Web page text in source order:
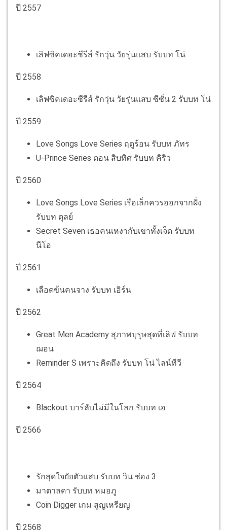
ปี 2557
เลิฟซิคเดอะซีรีส์ รักวุ่น วัยรุ่นแสบ รับบท โน่
ปี 2558
เลิฟซิคเดอะซีรีส์ รักวุ่น วัยรุ่นแสบ ซีซั่น 2 รับบท โน่
ปี 2559
Love Songs Love Series ฤดูร้อน รับบท ภัทร
U-Prince Series ตอน สิบทิศ รับบท คิริว
ปี 2560
Love Songs Love Series เรือเล็กควรออกจากฝั่ง
รับบท ตุลย์
Secret Seven เธอคนเหงากับเขาทั้งเจ็ด รับบท
นีโอ
ปี 2561
เลือดข้นคนจาง รับบท เอิร์น
ปี 2562
Great Men Academy สุภาพบุรุษสุดที่เลิฟ รับบท
ฌอน
Reminder S เพราะคิดถึง รับบท โน่ ไลน์ทีวี
ปี 2564
Blackout บาร์ลับไม่มีในโลก รับบท เอ
ปี 2566
รักสุดใจยัยตัวแสบ รับบท วิน ช่อง 3
มาตาลดา รับบท หมอภู
Coin Digger เกม สูญเหรียญ
ปี 2568